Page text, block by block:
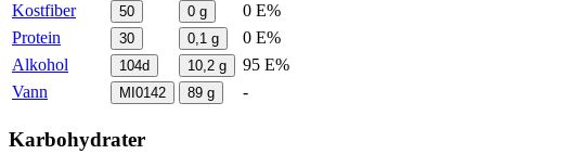
Kostfiber
50 0 g
0 E%
Protein
30 0,1 g
0 E%
Alkohol
104d 10,2 g
95 E%
Vann
MI0142 89 g -
Karbohydrater